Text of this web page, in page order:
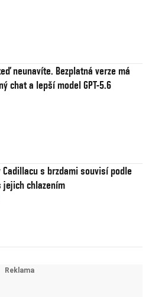
neunavíte. Bezplatná verze má
chat a lepší model GPT-5.6
Cadillacu s brzdami souvisí podle
jejich chlazením